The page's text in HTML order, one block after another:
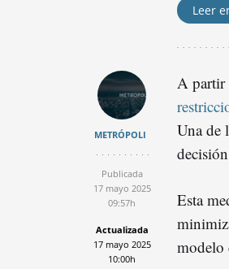
Leer
METRÓPOLI
Publicada
17 mayo 2025
09:57h
Actualizada
17 mayo 2025
10:00h
A partir
Una de
Esta
modelo